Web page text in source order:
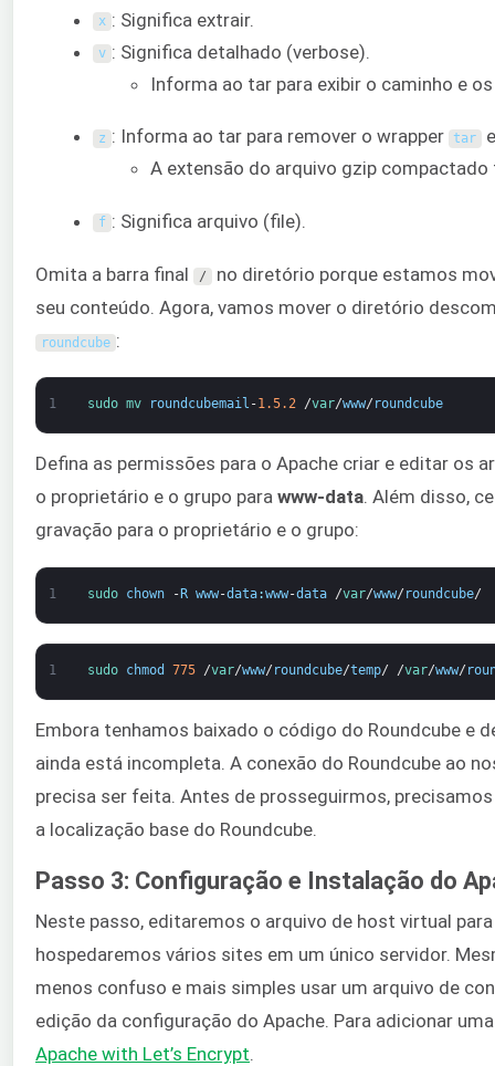
x : Significa extrair.
v : Significa detalhado (verbose).
Informa ao tar para exibir o caminho e
z : Informa ao tar para remover o wrapper tar
A extensão do arquivo gzip
f : Significa arquivo (file).
Omita a barra final / no diretório porque estamos
seu conteúdo. Agora, vamos mover o diretório
roundcube :
1 sudo mv roundcubemail -1.5.2 /var/www/ roundcube
Defina as permissões para o Apache criar e editar os
o proprietário e o grupo para www-data. Além disso,
gravação para o proprietário e o grupo:
1 sudo chown -R www-data:www-data /var/www/ roundcube/
1 sudo chmod 775 /var/www/ roundcube/temp/ /var/www/
Embora tenhamos baixado o código do Roundcube e
ainda está incompleta. A conexão do Roundcube ao
precisa ser feita. Antes de prosseguirmos,
a localização base do Roundcube.
Passo 3: Configuração e Instalação do
Neste passo, editaremos o arquivo de host virtual
hospedaremos vários sites em um único servidor.
menos confuso e mais simples usar um arquivo de
edição da configuração do Apache. Para adicionar
Apache with Let’s Encrypt